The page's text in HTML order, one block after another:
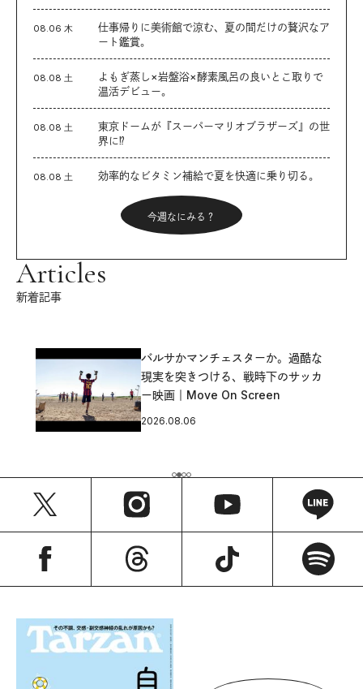
08.06 木
仕事帰りに美術館で涼む、夏の間だけの贅沢なア
ート鑑賞。
08.08 土
よもぎ蒸し×岩盤浴×酵素風呂の良いとこ取りで
温活デビュー。
08.08 土
東京ドームが『スーパーマリオブラザーズ』の世
界に⁉︎
08.08 土 効率的なビタミン補給で夏を快適に乗り切る。
今週なにみる？
Articles
新着記事
バルサかマンチェスターか。過酷な
現実を突きつける、戦時下のサッカ
ー映画｜Move On Screen
2026.08.06